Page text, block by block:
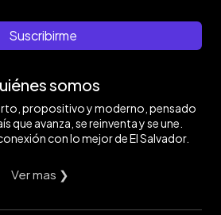
Suscribirme
somos
propositivo y moderno, pensado
que avanza, se reinventa y se une.
con lo mejor de El Salvador.
Ver mas ❯